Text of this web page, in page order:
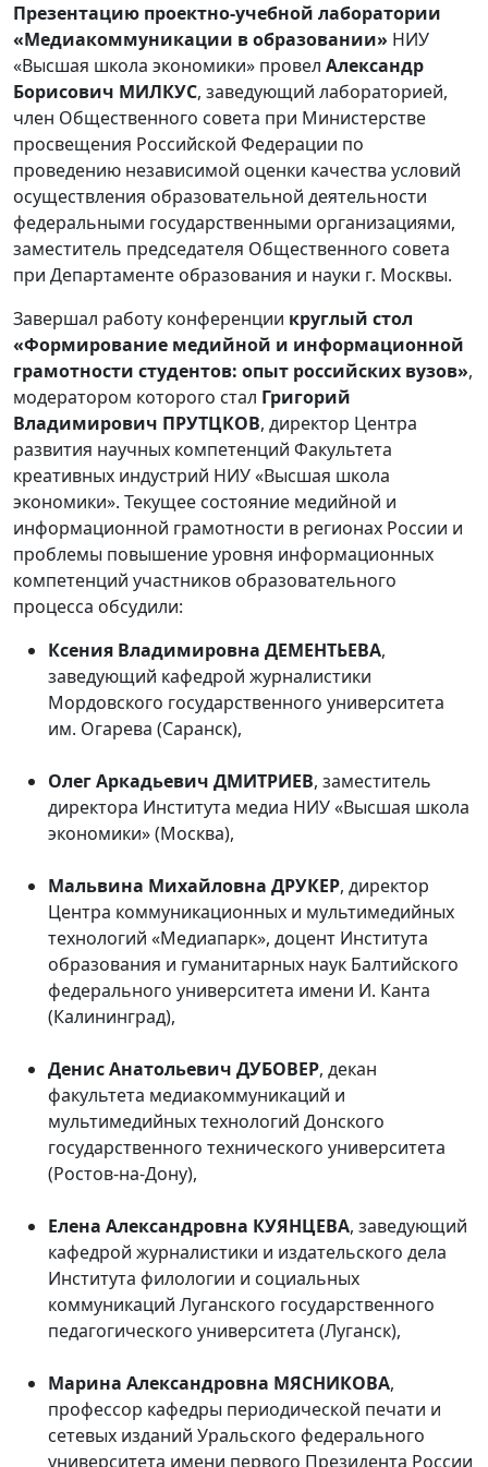
Презентацию проектно-учебной лаборатории
«Медиакоммуникации в образовании» НИУ
«Высшая школа экономики» провел Александр
Борисович МИЛКУС, заведующий лабораторией,
член Общественного совета при Министерстве
просвещения Российской Федерации по
проведению независимой оценки качества условий
осуществления образовательной деятельности
федеральными государственными организациями,
заместитель председателя Общественного совета
при Департаменте образования и науки г. Москвы.
Завершал работу конференции круглый стол
«Формирование медийной и информационной
грамотности студентов: опыт российских вузов»,
модератором которого стал Григорий
Владимирович ПРУТЦКОВ, директор Центра
развития научных компетенций Факультета
креативных индустрий НИУ «Высшая школа
экономики». Текущее состояние медийной и
информационной грамотности в регионах России и
проблемы повышение уровня информационных
компетенций участников образовательного
процесса обсудили:
Ксения Владимировна ДЕМЕНТЬЕВА,
заведующий кафедрой журналистики
Мордовского государственного университета
им. Огарева (Саранск),
Олег Аркадьевич ДМИТРИЕВ, заместитель
директора Института медиа НИУ «Высшая школа
экономики» (Москва),
Мальвина Михайловна ДРУКЕР, директор
Центра коммуникационных и мультимедийных
технологий «Медиапарк», доцент Института
образования и гуманитарных наук Балтийского
федерального университета имени И. Канта
(Калининград),
Денис Анатольевич ДУБОВЕР, декан
факультета медиакоммуникаций и
мультимедийных технологий Донского
государственного технического университета
(Ростов-на-Дону),
Елена Александровна КУЯНЦЕВА, заведующий
кафедрой журналистики и издательского дела
Института филологии и социальных
коммуникаций Луганского государственного
педагогического университета (Луганск),
Марина Александровна МЯСНИКОВА,
профессор кафедры периодической печати и
сетевых изданий Уральского федерального
университета имени первого Президента России